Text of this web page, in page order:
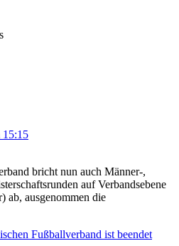
bricht nun auch Männer-,
auf Verbandsebene
ab, ausgenommen die
Fußballverband ist beendet